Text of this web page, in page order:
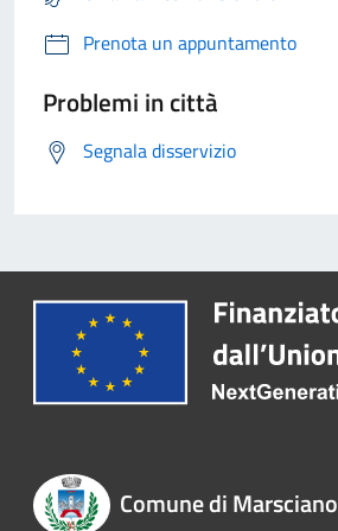
Prenota un appuntamento
Problemi in città
Segnala disservizio
Comune di Marsciano